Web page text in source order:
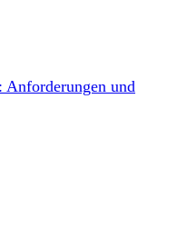
und